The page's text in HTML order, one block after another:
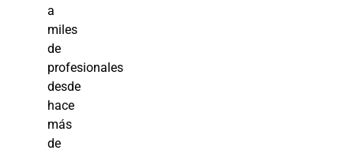
a
miles
de
profesionales
desde
hace
más
de